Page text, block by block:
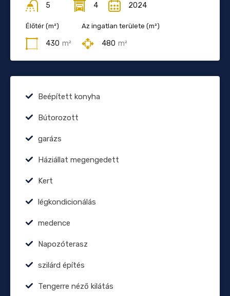
5 4 2024
Élőtér (m²)
430 m²
Az ingatlan területe (m²)
480 m²
Beépített konyha
Bútorozott
garázs
Háziállat megengedett
Kert
légkondicionálás
medence
Napozóterasz
szilárd építés
Tengerre néző kilátás